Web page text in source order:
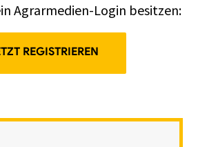
Agrarmedien-Login besitzen:
REGISTRIEREN